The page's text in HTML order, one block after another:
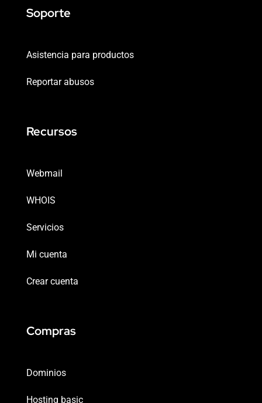
Soporte
Asistencia para productos
Reportar abusos
Recursos
Webmail
WHOIS
Servicios
Mi cuenta
Crear cuenta
Compras
Dominios
Hosting basic